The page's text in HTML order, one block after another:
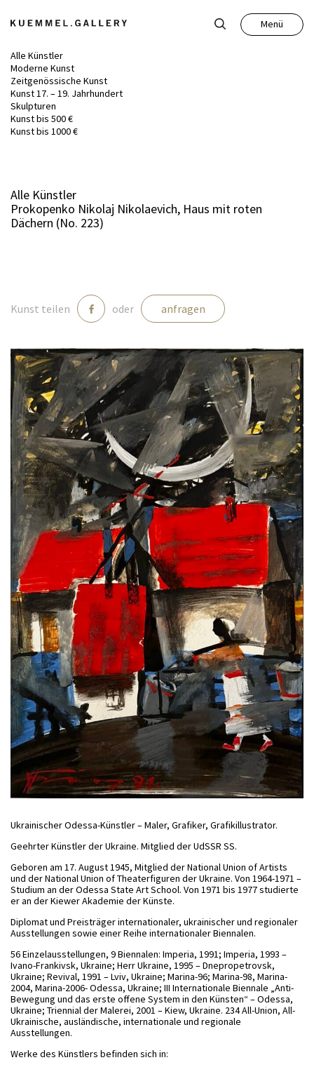
Kunst
Auktion
Über uns
Medien
Kontakt
einloggen
Menü
Alle Künstler
Moderne Kunst
Zeitgenössische Kunst
Kunst 17. – 19. Jahrhundert
Skulpturen
Kunst bis 500 €
Kunst bis 1000 €
Alle Künstler
Prokopenko Nikolaj Nikolaevich, Haus mit roten
Dächern (No. 223)
Kunst teilen oder anfragen
Ukrainischer Odessa-Künstler – Maler, Grafiker, Grafikillustrator.
Geehrter Künstler der Ukraine. Mitglied der UdSSR SS.
Geboren am 17. August 1945, Mitglied der National Union of Artists
und der National Union of Theaterfiguren der Ukraine. Von 1964-1971 –
Studium an der Odessa State Art School. Von 1971 bis 1977 studierte
er an der Kiewer Akademie der Künste.
Diplomat und Preisträger internationaler, ukrainischer und regionaler
Ausstellungen sowie einer Reihe internationaler Biennalen.
56 Einzelausstellungen, 9 Biennalen: Imperia, 1991; Imperia, 1993 –
Ivano-Frankivsk, Ukraine; Herr Ukraine, 1995 – Dnepropetrovsk,
Ukraine; Revival, 1991 – Lviv, Ukraine; Marina-96; Marina-98, Marina-
2004, Marina-2006- Odessa, Ukraine; III Internationale Biennale „Anti-
Bewegung und das erste offene System in den Künsten“ – Odessa,
Ukraine; Triennial der Malerei, 2001 – Kiew, Ukraine. 234 All-Union, All-
Ukrainische, ausländische, internationale und regionale
Ausstellungen.
Werke des Künstlers befinden sich in: